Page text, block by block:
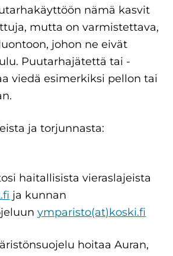
nämä kasvit
mutta on varmistettava,
johon ne eivät
Puutarhajätettä tai -
viedä esimerkiksi pellon tai
ja torjunnasta:
haitallisista vieraslajeista
ja kunnan
ymparisto(at)koski.fi
hoitaa Auran,